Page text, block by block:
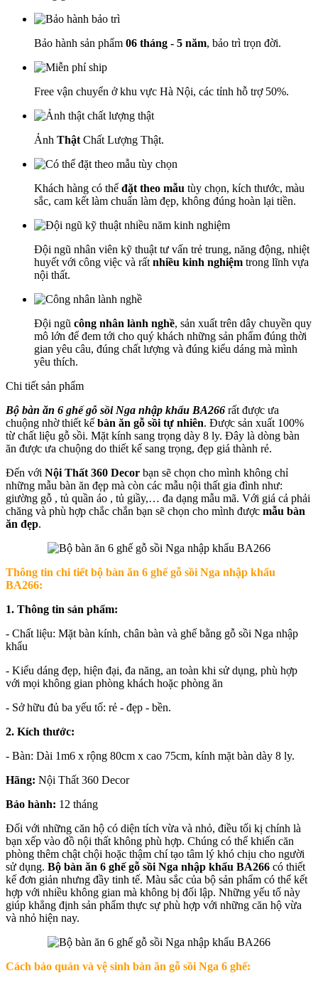
Bảo hành sản phẩm 06 tháng - 5 năm, bảo trì trọn đời.
Free vận chuyển ở khu vực Hà Nội, các tỉnh hỗ trợ 50%.
Ảnh Thật Chất Lượng Thật.
Khách hàng có thể đặt theo mẫu tùy chọn, kích thước, màu
sắc, cam kết làm chuẩn làm đẹp, không đúng hoàn lại tiền.
Đội ngũ nhân viên kỹ thuật tư vấn trẻ trung, năng động, nhiệt
huyết với công việc và rất nhiều kinh nghiệm trong lĩnh vựa
nội thất.
Đội ngũ công nhân lành nghề, sản xuất trên dây chuyền quy
mô lớn để đem tới cho quý khách những sản phẩm đúng thời
gian yêu câu, đúng chất lượng và đúng kiểu dáng mà mình
yêu thích.
Chi tiết sản phẩm
Bộ bàn ăn 6 ghế gỗ sồi Nga nhập khẩu BA266 rất được ưa
chuộng nhờ thiết kế bàn ăn gỗ sồi tự nhiên. Được sản xuất 100%
từ chất liệu gỗ sồi. Mặt kính sang trọng dày 8 ly. Đây là dòng bàn
ăn được ưa chuộng do thiết kế sang trọng, đẹp giá thành rẻ.
Đến với Nội Thất 360 Decor bạn sẽ chọn cho mình không chỉ
những mẫu bàn ăn đẹp mà còn các mẫu nội thất gia đình như:
giường gỗ , tủ quần áo , tủ giầy,… đa dạng mẫu mã. Với giá cả phải
chăng và phù hợp chắc chắn bạn sẽ chọn cho mình được mẫu bàn
ăn đẹp.
Thông tin chi tiết bộ bàn ăn 6 ghế gỗ sồi Nga nhập khẩu
BA266:
1. Thông tin sản phẩm:
- Chất liệu: Mặt bàn kính, chân bàn và ghế bằng gỗ sồi Nga nhập
khẩu
- Kiểu dáng đẹp, hiện đại, đa năng, an toàn khi sử dụng, phù hợp
với mọi không gian phòng khách hoặc phòng ăn
- Sở hữu đủ ba yếu tố: rẻ - đẹp - bền.
2. Kích thước:
- Bàn: Dài 1m6 x rộng 80cm x cao 75cm, kính mặt bàn dày 8 ly.
Hãng: Nội Thất 360 Decor
Bảo hành: 12 tháng
Đối với những căn hộ có diện tích vừa và nhỏ, điều tối kị chính là
bạn xếp vào đồ nội thất không phù hợp. Chúng có thể khiến căn
phòng thêm chật chội hoặc thậm chí tạo tâm lý khó chịu cho người
sử dụng. Bộ bàn ăn 6 ghế gỗ sồi Nga nhập khẩu BA266 có thiết
kế đơn giản nhưng đầy tinh tế. Màu sắc của bộ sản phẩm có thể kết
hợp với nhiều không gian mà không bị đối lập. Những yếu tố này
giúp khẳng định sản phẩm thực sự phù hợp với những căn hộ vừa
và nhỏ hiện nay.
Cách bảo quản và vệ sinh bàn ăn gỗ sồi Nga 6 ghế: